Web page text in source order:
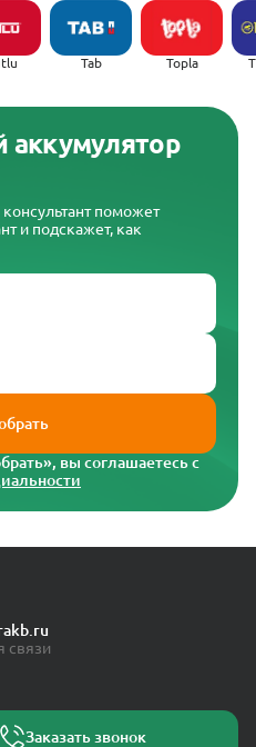
Tab Topla
аккумулятор
поможет
и подскажет, как
вы соглашаетесь с
связи
Заказать звонок